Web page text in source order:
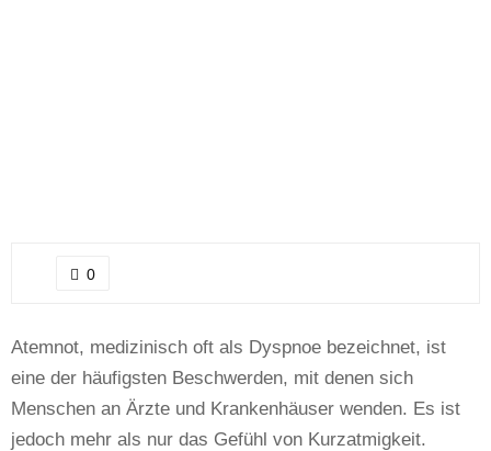
0
Atemnot, medizinisch oft als Dyspnoe bezeichnet, ist
eine der häufigsten Beschwerden, mit denen sich
Menschen an Ärzte und Krankenhäuser wenden. Es ist
jedoch mehr als nur das Gefühl von Kurzatmigkeit.